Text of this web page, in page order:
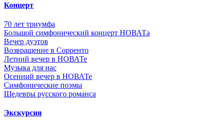
Концерт
70 лет триумфа
Большой симфонический концерт НОВАТа
Вечер дуэтов
Возвращение в Сорренто
Летний вечер в НОВАТе
Музыка для нас
Осенний вечер в НОВАТе
Симфонические поэмы
Шедевры русского романса
Экскурсия